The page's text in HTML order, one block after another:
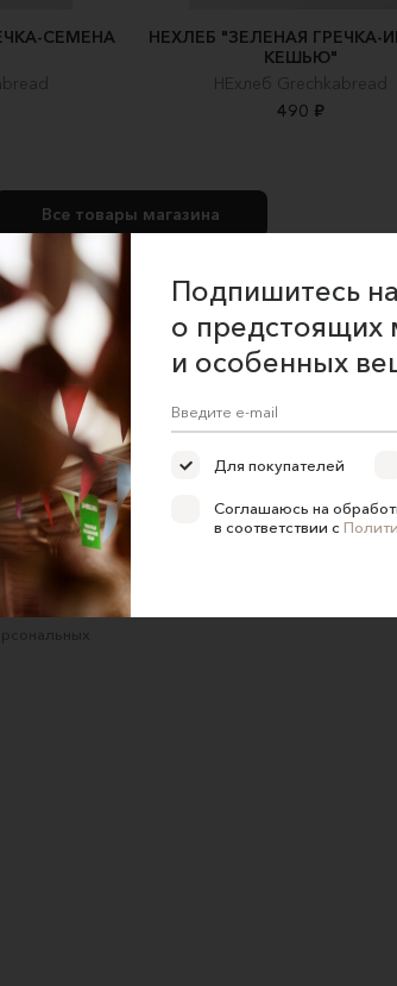
СЕМЕНА
НЕХЛЕБ "ЗЕЛЕНАЯ ГРЕЧКА-
КЕШЬЮ"
НЕхлеб Grechkabread
490 ₽
Все товары магазина
Подпишитесь
о предстоящих
и особенных
Для покупателей
Соглашаюсь на
в соответствии с